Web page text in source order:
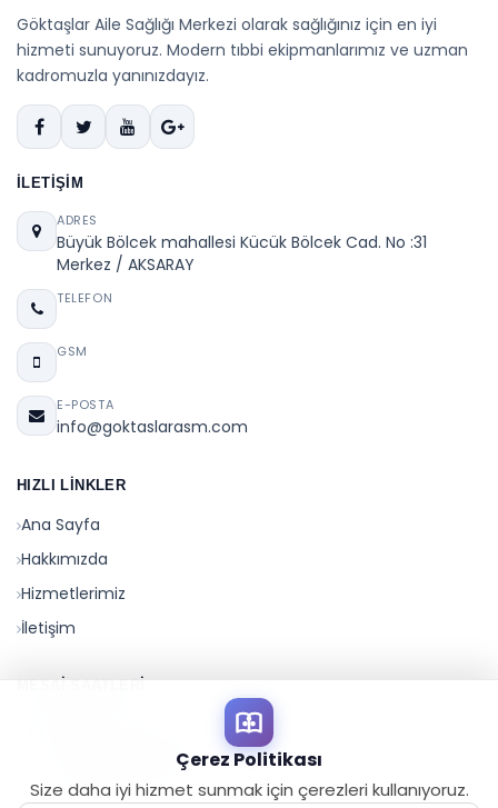
Göktaşlar Aile Sağlığı Merkezi olarak sağlığınız için en iyi
hizmeti sunuyoruz. Modern tıbbi ekipmanlarımız ve uzman
kadromuzla yanınızdayız.
İLETIŞIM
ADRES
Büyük Bölcek mahallesi Kücük Bölcek Cad. No :31
Merkez / AKSARAY
TELEFON
GSM
E-POSTA
info@goktaslarasm.com
HIZLI LINKLER
Ana Sayfa
Hakkımızda
Hizmetlerimiz
İletişim
MESAI SAATLERI
Cumartesi : Kapalı
Pazar : Kapalı
Çerez Politikası
Size daha iyi hizmet sunmak için çerezleri kullanıyoruz.